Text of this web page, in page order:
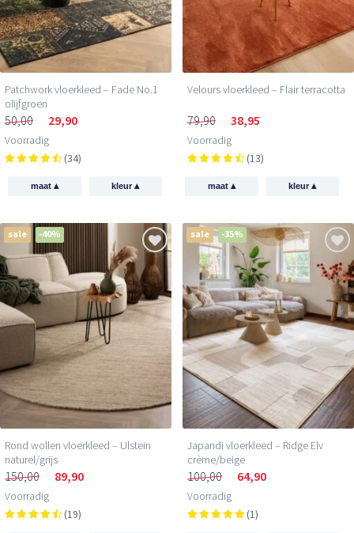
Patchwork vloerkleed – Fade No.1
olijfgroen
50,00 29,90
Voorradig
(34)
maat ▴ kleur▴
Velours vloerkleed – Flair terracotta
79,90 38,95
Voorradig
(13)
maat ▴ kleur▴
sale -40%
Rond wollen vloerkleed – Ulstein
naturel/grijs
150,00 89,90
Voorradig
(19)
sale -35%
Japandi vloerkleed – Ridge Elv
crème/beige
100,00 64,90
Voorradig
(1)
Mijn korting claimen →
350.000+ anderengingen je voor